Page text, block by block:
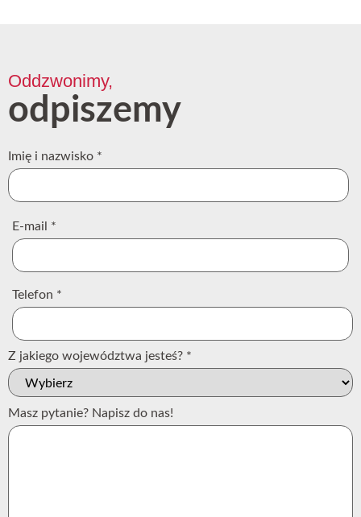
Oddzwonimy,
odpiszemy
Imię i nazwisko *
E-mail *
Telefon *
Z jakiego województwa jesteś? *
Masz pytanie? Napisz do nas!